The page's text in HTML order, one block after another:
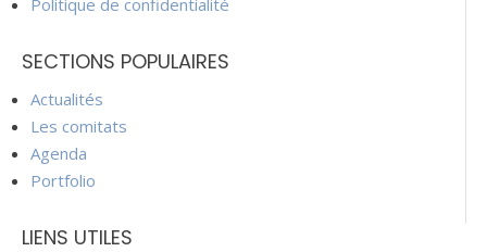
SECTIONS POPULAIRES
Actualités
Les comitats
Agenda
Portfolio
LIENS UTILES